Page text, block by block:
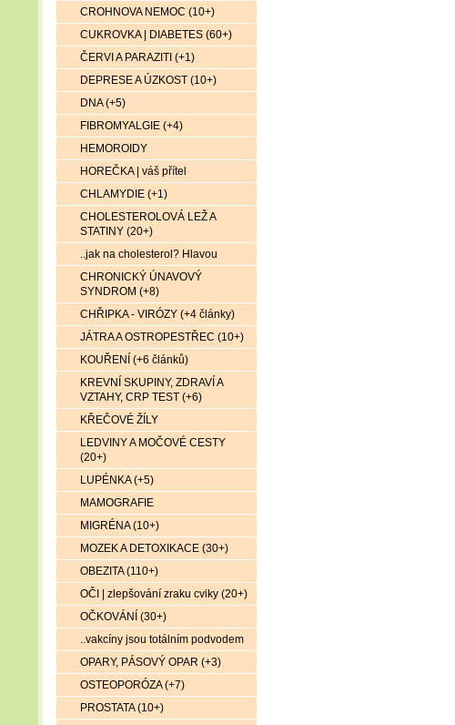
CROHNOVA NEMOC (10+)
CUKROVKA | DIABETES (60+)
ČERVI A PARAZITI (+1)
DEPRESE A ÚZKOST (10+)
DNA (+5)
FIBROMYALGIE (+4)
HEMOROIDY
HOREČKA | váš přítel
CHLAMYDIE (+1)
CHOLESTEROLOVÁ LEŽ A
STATINY (20+)
..jak na cholesterol? Hlavou
CHRONICKÝ ÚNAVOVÝ
SYNDROM (+8)
CHŘIPKA - VIRÓZY (+4 články)
JÁTRA A OSTROPESTŘEC (10+)
KOUŘENÍ (+6 článků)
KREVNÍ SKUPINY, ZDRAVÍ A
VZTAHY, CRP TEST (+6)
KŘEČOVÉ ŽÍLY
LEDVINY A MOČOVÉ CESTY
(20+)
LUPÉNKA (+5)
MAMOGRAFIE
MIGRÉNA (10+)
MOZEK A DETOXIKACE (30+)
OBEZITA (110+)
OČI | zlepšování zraku cviky (20+)
OČKOVÁNÍ (30+)
..vakcíny jsou totálním podvodem
OPARY, PÁSOVÝ OPAR (+3)
OSTEOPORÓZA (+7)
PROSTATA (10+)